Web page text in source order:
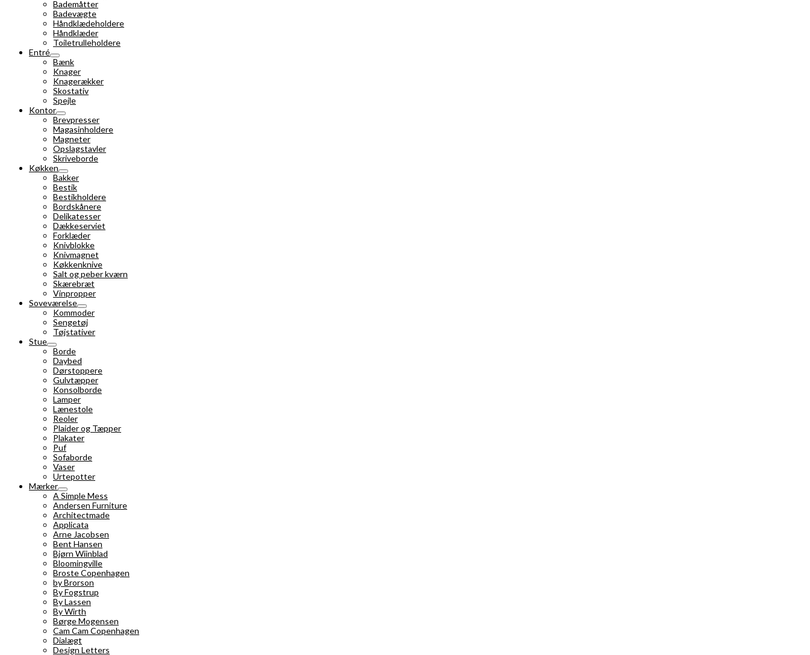
Bademåtter
Badevægte
Håndklædeholdere
Håndklæder
Toiletrulleholdere
Entré
Bænk
Knager
Knagerækker
Skostativ
Spejle
Kontor
Brevpresser
Magasinholdere
Magneter
Opslagstavler
Skriveborde
Køkken
Bakker
Bestik
Bestikholdere
Bordskånere
Delikatesser
Dækkeserviet
Forklæder
Knivblokke
Knivmagnet
Køkkenknive
Salt og peber kværn
Skærebræt
Vinpropper
Soveværelse
Kommoder
Sengetøj
Tøjstativer
Stue
Borde
Daybed
Dørstoppere
Gulvtæpper
Konsolborde
Lamper
Lænestole
Reoler
Plaider og Tæpper
Plakater
Puf
Sofaborde
Vaser
Urtepotter
Mærker
A Simple Mess
Andersen Furniture
Architectmade
Applicata
Arne Jacobsen
Bent Hansen
Bjørn Wiinblad
Bloomingville
Broste Copenhagen
by Brorson
By Fogstrup
By Lassen
By Wirth
Børge Mogensen
Cam Cam Copenhagen
Dialægt
Design Letters